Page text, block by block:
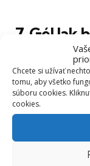
Chcete si užívať
tomu, aby všetko
súboru cookies.
cookies.
7. Gél lak
Hard
slabé
Pokiaľ hľadáte
slabé a lámavé
o klasickúbázu
nechty